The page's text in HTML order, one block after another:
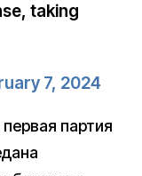
taking
7, 2024
партия